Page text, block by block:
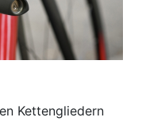
Kettengliedern